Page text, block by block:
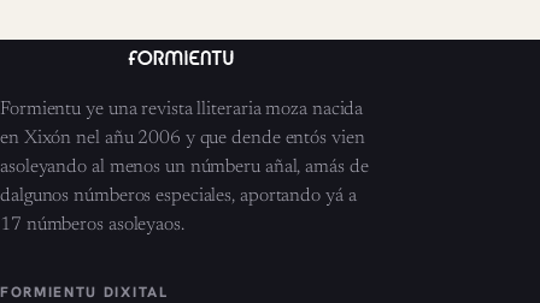
Formientu ye una revista lliteraria moza nacida
en Xixón nel añu 2006 y que dende entós vien
asoleyando al menos un númberu añal, amás de
dalgunos númberos especiales, aportando yá a
17 númberos asoleyaos.
FORMIENTU DIXITAL